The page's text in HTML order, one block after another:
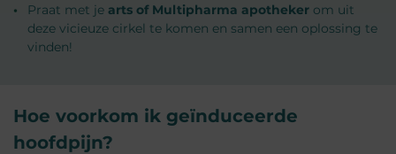
Praat met je arts of Multipharma apotheker om uit
deze vicieuze cirkel te komen en samen een oplossing te
vinden!
Hoe voorkom ik geïnduceerde
hoofdpijn?